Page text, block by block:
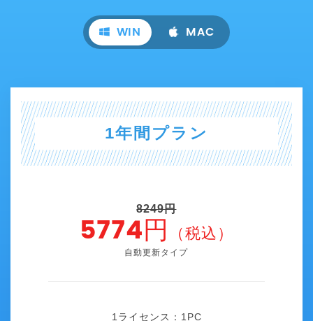
WIN MAC
1年間プラン
8249円
5774円 （税込）
自動更新タイプ
1ライセンス：1 PC